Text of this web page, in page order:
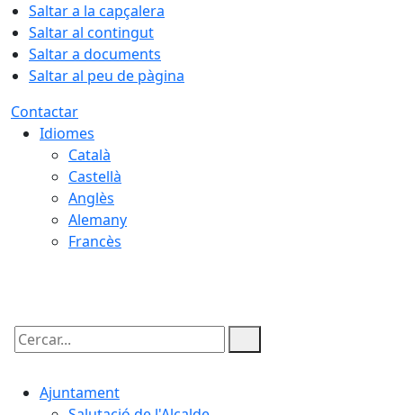
Saltar a la capçalera
Saltar al contingut
Saltar a documents
Saltar al peu de pàgina
Contactar
Idiomes
Català
Castellà
Anglès
Alemany
Francès
Cercar:
Ajuntament